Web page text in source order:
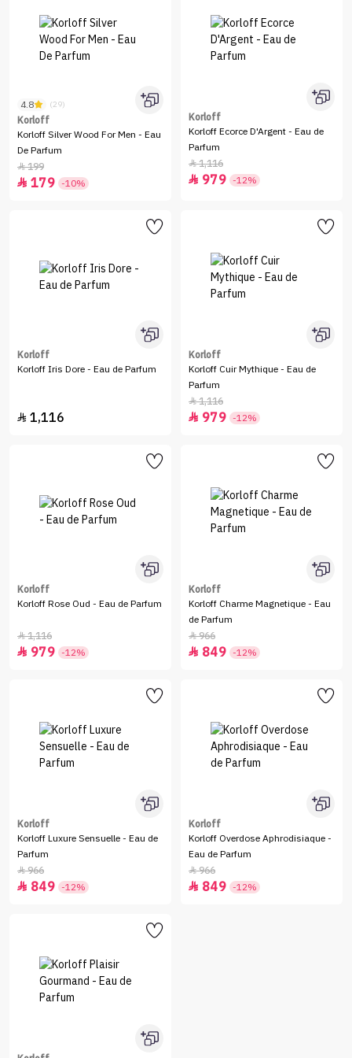
4.8 (29)
Korloff
Korloff Silver Wood For Men - Eau
De Parfum
199
 179 -10%
Korloff
Korloff Ecorce D'Argent - Eau de
Parfum
1,116
 979 -12%
Korloff
Korloff Iris Dore - Eau de Parfum
 1,116
Korloff
Korloff Cuir Mythique - Eau de
Parfum
1,116
 979 -12%
Korloff
Korloff Rose Oud - Eau de Parfum
1,116
 979 -12%
Korloff
Korloff Charme Magnetique - Eau
de Parfum
966
 849 -12%
Korloff
Korloff Luxure Sensuelle - Eau de
Parfum
966
 849 -12%
Korloff
Korloff Overdose Aphrodisiaque -
Eau de Parfum
966
 849 -12%